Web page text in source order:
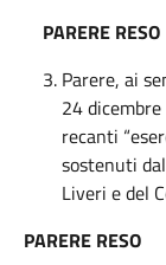
PARERE RESO
Parere, ai
24
recanti
sostenuti
Liveri e del
PARERE RESO